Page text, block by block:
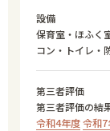
設備
保育室・ほふく
コン・トイレ・
第三者評価
第三者評価の結
令和4年度令和7